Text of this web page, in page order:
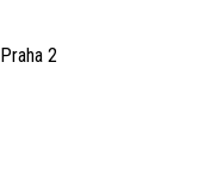
2